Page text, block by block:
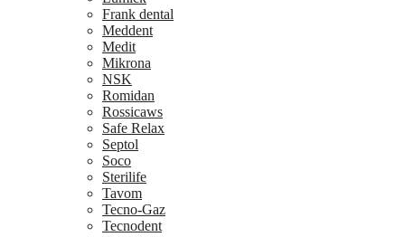
Frank dental
Meddent
Medit
Mikrona
NSK
Romidan
Rossicaws
Safe Relax
Septol
Soco
Sterilife
Tavom
Tecno-Gaz
Tecnodent